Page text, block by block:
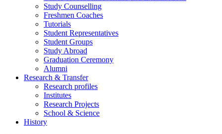
Study Counselling
Freshmen Coaches
Tutorials
Student Representatives
Student Groups
Study Abroad
Graduation Ceremony
Alumni
Research & Transfer
Research profiles
Institutes
Research Projects
School & Science
History